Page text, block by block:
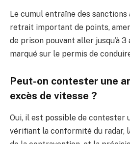
Le cumul entraîne des sanctions
retrait important de points,
de prison pouvant aller jusqu’à 3
marqué sur le permis de
Peut-on contester une
excès de vitesse ?
Oui, il est possible de contester
vérifiant la conformité du radar,